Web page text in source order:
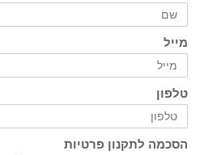
מייל
טלפון
הסכמה לתקנון פרטיות